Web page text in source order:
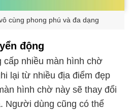
cùng phong phú và đa dạng
động
cấp nhiều màn hình chờ
lại từ nhiều địa điểm đẹp
hình chờ này sẽ thay đổi
Người dùng cũng có thể